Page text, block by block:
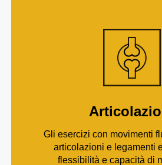
Gli esercizi con movimenti
articolazioni e legamenti
flessibilità e capacità di